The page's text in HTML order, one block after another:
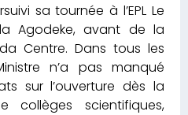
sa tournée à l’EPL Le
Agodeke, avant de la
Centre. Dans tous les
n’a pas manqué
sur l’ouverture dès la
collèges scientifiques,